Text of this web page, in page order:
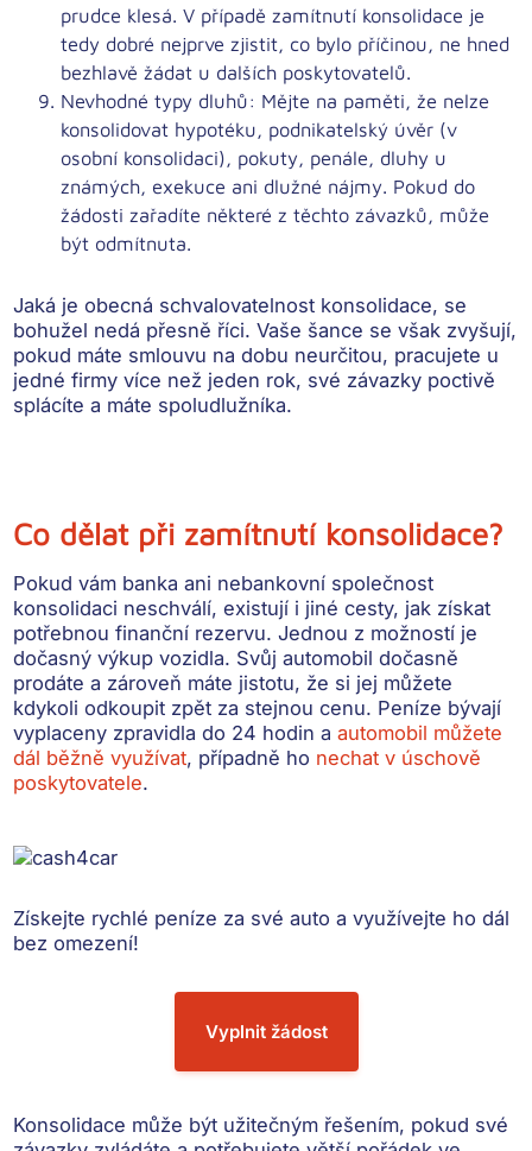
prudce klesá. V případě zamítnutí konsolidace je
tedy dobré nejprve zjistit, co bylo příčinou, ne hned
bezhlavě žádat u dalších poskytovatelů.
Nevhodné typy dluhů: Mějte na paměti, že nelze
konsolidovat hypotéku, podnikatelský úvěr (v
osobní konsolidaci), pokuty, penále, dluhy u
známých, exekuce ani dlužné nájmy. Pokud do
žádosti zařadíte některé z těchto závazků, může
být odmítnuta.
Jaká je obecná schvalovatelnost konsolidace, se
bohužel nedá přesně říci. Vaše šance se však zvyšují,
pokud máte smlouvu na dobu neurčitou, pracujete u
jedné firmy více než jeden rok, své závazky poctivě
splácíte a máte spoludlužníka.
Co dělat při zamítnutí konsolidace?
Pokud vám banka ani nebankovní společnost
konsolidaci neschválí, existují i jiné cesty, jak získat
potřebnou finanční rezervu. Jednou z možností je
dočasný výkup vozidla. Svůj automobil dočasně
prodáte a zároveň máte jistotu, že si jej můžete
kdykoli odkoupit zpět za stejnou cenu. Peníze bývají
vyplaceny zpravidla do 24 hodin aautomobil můžete
dál běžně využívat, případně ho nechat v úschově
poskytovatele.
Získejte rychlé peníze za své auto a využívejte ho dál
bez omezení!
Vyplnit žádost
Konsolidace může být užitečným řešením, pokud své